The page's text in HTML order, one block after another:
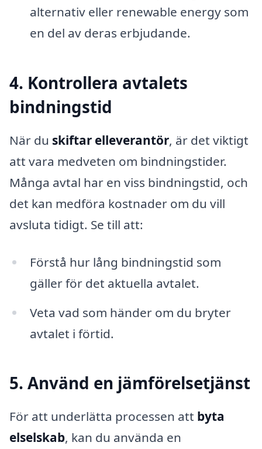
alternativ eller renewable energy som
en del av deras erbjudande.
4. Kontrollera avtalets
bindningstid
När du skiftar elleverantör, är det viktigt
att vara medveten om bindningstider.
Många avtal har en viss bindningstid, och
det kan medföra kostnader om du vill
avsluta tidigt. Se till att:
Förstå hur lång bindningstid som
gäller för det aktuella avtalet.
Veta vad som händer om du bryter
avtalet i förtid.
5. Använd en jämförelsetjänst
För att underlätta processen att byta
elselskab, kan du använda en